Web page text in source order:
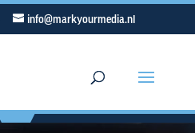
info@markyourmedia.nl